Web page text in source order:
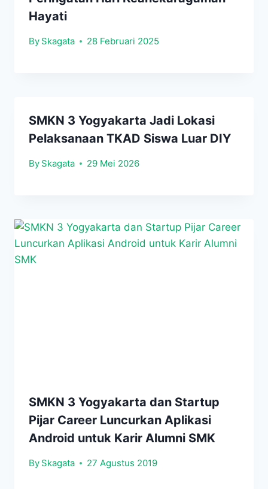
Hayati
By Skagata 28 Februari 2025
SMKN 3 Yogyakarta Jadi Lokasi
Pelaksanaan TKAD Siswa Luar DIY
By Skagata 29 Mei 2026
SMKN 3 Yogyakarta dan Startup
Pijar Career Luncurkan Aplikasi
Android untuk Karir Alumni SMK
By Skagata 27 Agustus 2019